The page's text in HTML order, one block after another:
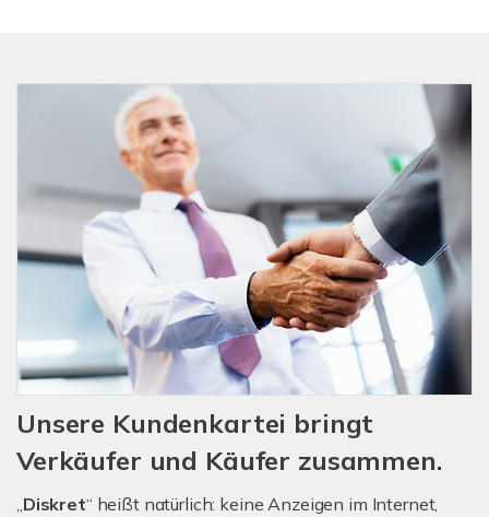
Unsere Kundenkartei bringt
Verkäufer und Käufer zusammen.
„Diskret“ heißt natürlich: keine Anzeigen im Internet,